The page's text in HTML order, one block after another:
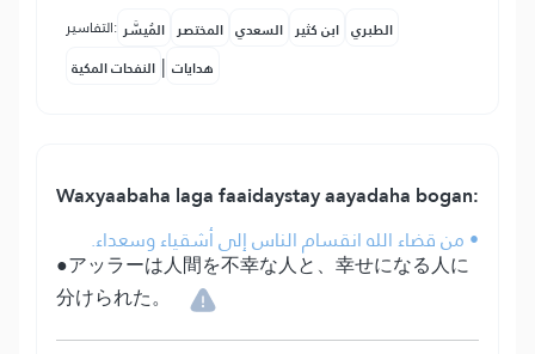
التفاسير: المُيسَّر المختصر السعدي ابن كثير الطبري
النفحات المكية | هدايات
Waxyaabaha laga faaidaystay aayadaha bogan:
• من قضاء الله انقسام الناس إلى أشقياء وسعداء.
●アッラーは人間を不幸な人と、幸せになる人に
分けられた。